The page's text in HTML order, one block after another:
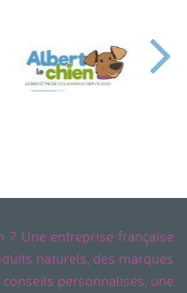
Une entreprise française
naturels, des marques
personnalisés, une